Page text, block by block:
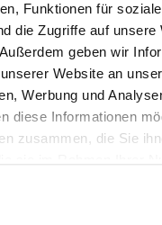
Funktionen für
die Zugriffe auf unsere
geben wir
Website an
Werbung und
diese Informationen
zusammen, die Sie